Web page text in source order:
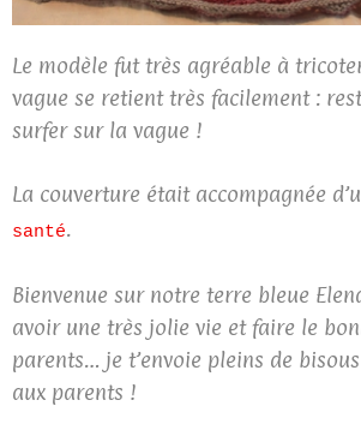
Le modèle fut très agréable à
vague se retient très facilement :
surfer sur la vague !
La couverture était accompagnée
santé.
Bienvenue sur notre terre bleue
avoir une très jolie vie et faire le
parents… je t’envoie pleins de
aux parents !